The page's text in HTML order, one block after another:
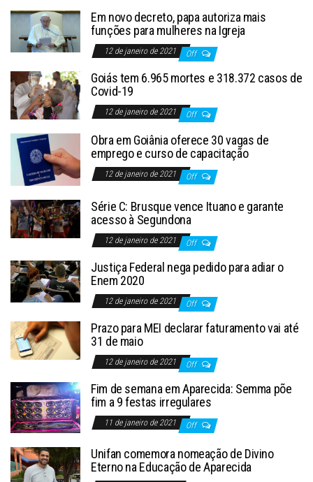
Em novo decreto, papa autoriza mais
funções para mulheres na Igreja
12 de janeiro de 2021 Off
Goiás tem 6.965 mortes e 318.372 casos de
Covid-19
12 de janeiro de 2021 Off
Obra em Goiânia oferece 30 vagas de
emprego e curso de capacitação
12 de janeiro de 2021 Off
Série C: Brusque vence Ituano e garante
acesso à Segundona
12 de janeiro de 2021 Off
Justiça Federal nega pedido para adiar o
Enem 2020
12 de janeiro de 2021 Off
Prazo para MEI declarar faturamento vai até
31 de maio
12 de janeiro de 2021 Off
Fim de semana em Aparecida: Semma põe
fim a 9 festas irregulares
11 de janeiro de 2021 Off
Unifan comemora nomeação de Divino
Eterno na Educação de Aparecida